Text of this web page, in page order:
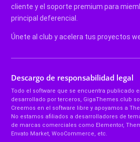
cliente y el soporte premium para
principal deferencial.
Únete al club y acelera tus proyectos
Descargo de responsabilidad legal
Todo el software que se encuentra publicado
desarrollado por terceros, GigaThemes.club
Creemos en el software libre y apoyamos a
No estamos afiliados a desarrolladores de
de marcas comerciales como Elementor,
Envato Market, WooCommerce, etc.